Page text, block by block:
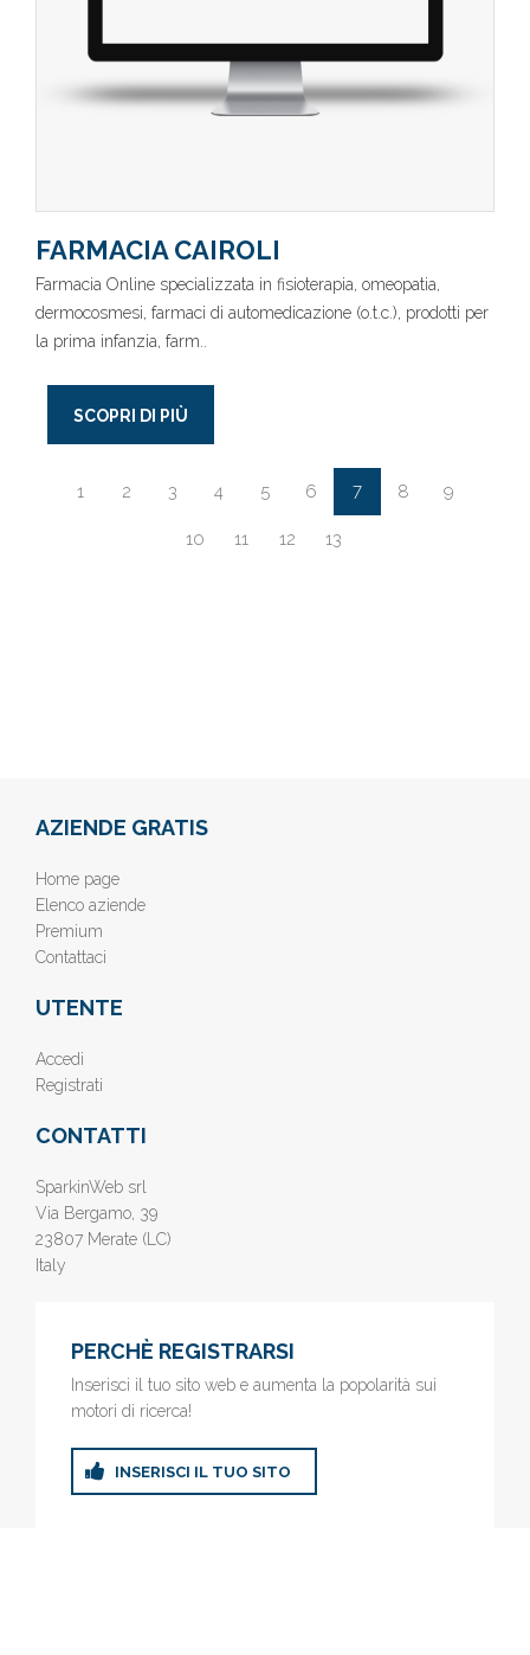
FARMACIA CAIROLI
Farmacia Online specializzata in fisioterapia, omeopatia,
dermocosmesi, farmaci di automedicazione (o.t.c.), prodotti per
la prima infanzia, farm..
SCOPRI DI PIÙ
1 2 3 4 5 6 7 8 9
10 11 12 13
AZIENDE GRATIS
Home page
Elenco aziende
Premium
Contattaci
UTENTE
Accedi
Registrati
CONTATTI
SparkinWeb srl
Via Bergamo, 39
23807 Merate (LC)
Italy
PERCHÈ REGISTRARSI
Inserisci il tuo sito web e aumenta la popolarità sui
motori di ricerca!
INSERISCI IL TUO SITO